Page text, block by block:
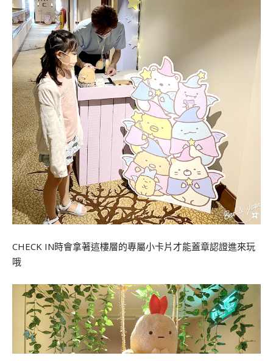
CHECK IN時會拿著這樓層的專屬小卡片才能蓋章認證進來玩
哦